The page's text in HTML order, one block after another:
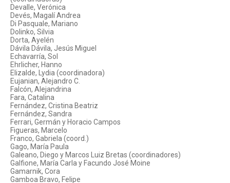
Devalle, Verónica
Devés, Magalí Andrea
Di Pasquale, Mariano
Dolinko, Silvia
Dorta, Ayelén
Dávila Dávila, Jesús Miguel
Echavarría, Sol
Ehrlicher, Hanno
Elizalde, Lydia (coordinadora)
Eujanian, Alejandro C.
Falcón, Alejandrina
Fara, Catalina
Fernández, Cristina Beatriz
Fernández, Sandra
Ferrari, Germán y Horacio Campos
Figueras, Marcelo
Franco, Gabriela (coord.)
Gago, María Paula
Galeano, Diego y Marcos Luiz Bretas (coordinadores)
Galfione, María Carla y Facundo José Moine
Gamarnik, Cora
Gamboa Bravo, Felipe